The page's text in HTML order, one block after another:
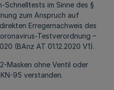
im Sinne des §
zum Anspruch auf
Erregernachweis des
Testverordnung –
(BAnz AT 01.12.2020 V1).
Masken ohne Ventil oder
95 verstanden.